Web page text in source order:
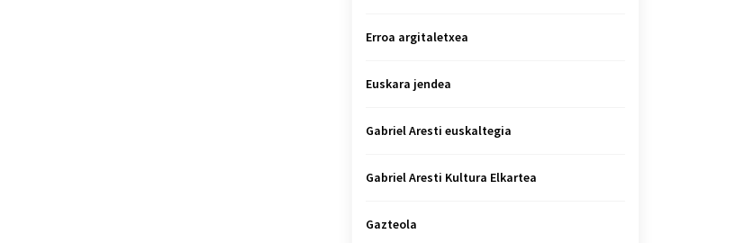
Erroa argitaletxea
Euskara jendea
Gabriel Aresti euskaltegia
Gabriel Aresti Kultura Elkartea
Gazteola